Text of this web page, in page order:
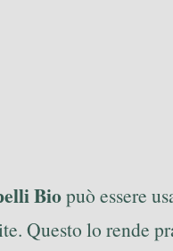
Biopuò essere
Questo lo rende